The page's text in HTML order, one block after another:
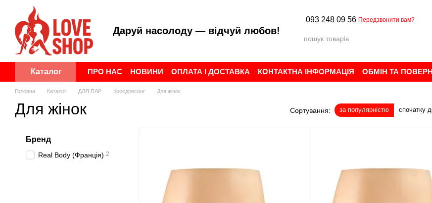
Перейти до основного контенту
Даруй насолоду — відчуй любов!
093 248 09 56 Передзвонити вам?
Каталог ПРО НАС НОВИНИ ОПЛАТА І ДОСТАВКА КОНТАКТНА ІНФОРМАЦІЯ
ОБМІН ТА
ПУБЛІЧНА ОФЕРТА
УГОДА КОРИСТУВАЧА БРЕНДИ ВІДГУКИ ПРО МАГАЗИН
Головна Каталог ДЛЯ ПАР Кросдресинг Для жінок
Для жінок Сортування: за популярністю спочатку
Бренд
Real Body (Франція) 2